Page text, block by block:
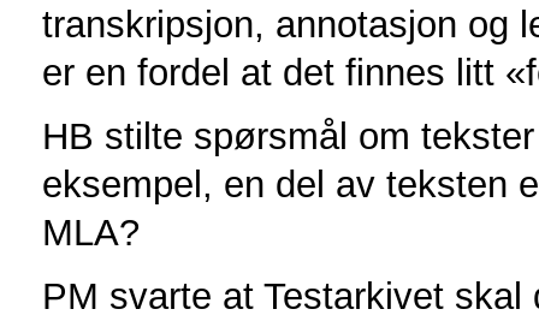
transkripsjon, annotasjon og
er en fordel at det finnes litt
HB stilte spørsmål om
eksempel, en del av teksten
MLA?
PM svarte at Testarkivet